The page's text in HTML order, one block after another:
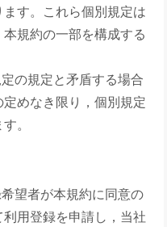
す。これら個別規定は
規約の一部を構成する
の規定と矛盾する場合
めなき限り，個別規定
。
望者が本規約に同意の
用登録を申請し，当社